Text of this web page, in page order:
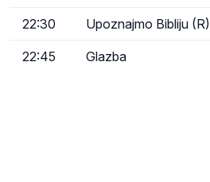
22:30 Upoznajmo Bibliju (R)
22:45 Glazba